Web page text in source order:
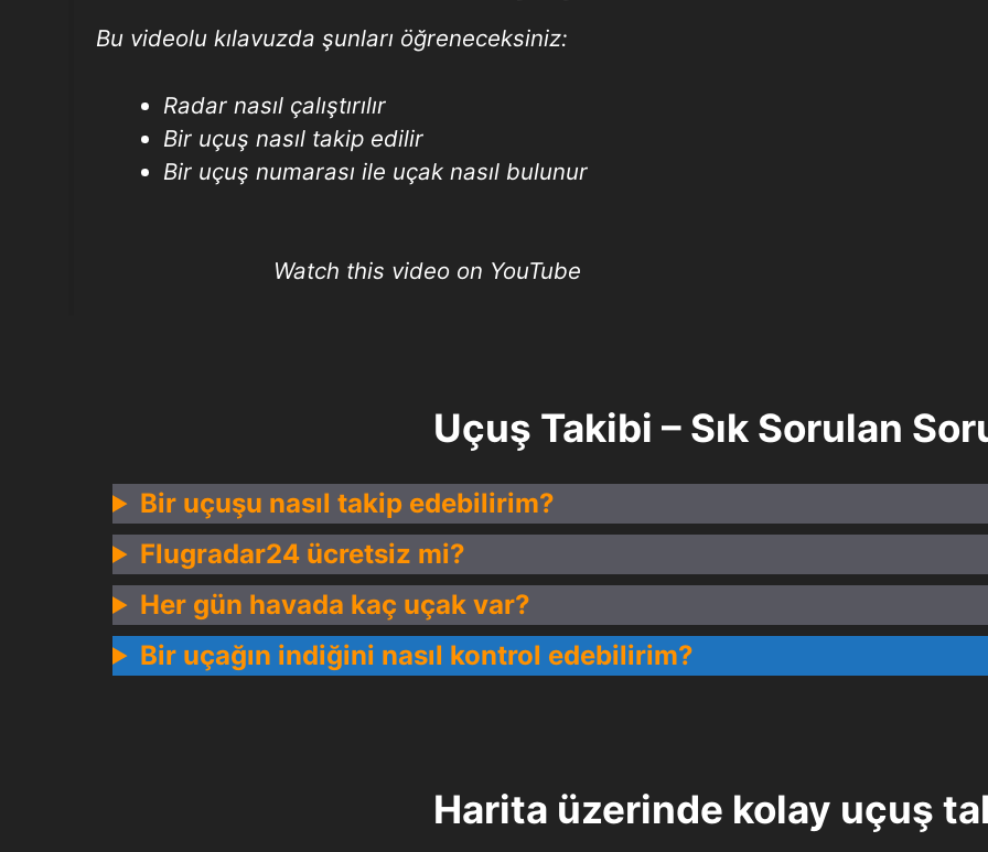
Bu videolu kılavuzda şunları öğreneceksiniz:
Radar nasıl çalıştırılır
Bir uçuş nasıl takip edilir
Bir uçuş numarası ile uçak nasıl bulunur
Watch this video on YouTube
Uçuş Takibi – Sık Sorulan
Bir uçuşu nasıl takip edebilirim?
Flugradar24 ücretsiz mi?
Her gün havada kaç uçak var?
Bir uçağın indiğini nasıl kontrol edebilirim?
Harita üzerinde kolay uçuş